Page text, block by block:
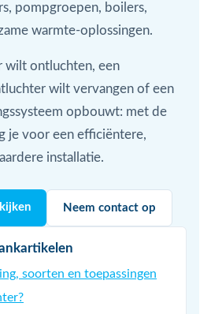
pompgroepen, boilers,
warmte-oplossingen.
wilt ontluchten, een
wilt vervangen of een
opbouwt: met de
je voor een efficiëntere,
installatie.
Neem contact op
soorten en toepassingen